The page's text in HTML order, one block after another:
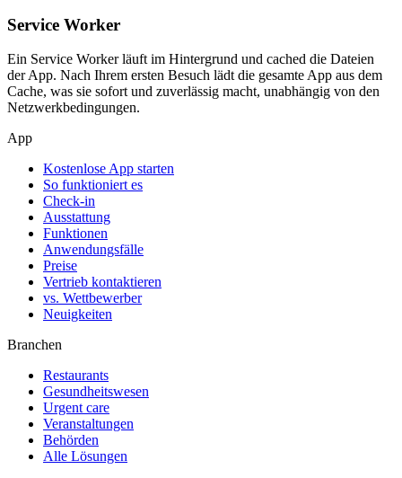
Service Worker
Ein Service Worker läuft im Hintergrund und cached die Dateien
der App. Nach Ihrem ersten Besuch lädt die gesamte App aus dem
Cache, was sie sofort und zuverlässig macht, unabhängig von den
Netzwerkbedingungen.
App
Kostenlose App starten
So funktioniert es
Check-in
Ausstattung
Funktionen
Anwendungsfälle
Preise
Vertrieb kontaktieren
vs. Wettbewerber
Neuigkeiten
Branchen
Restaurants
Gesundheitswesen
Urgent care
Veranstaltungen
Behörden
Alle Lösungen